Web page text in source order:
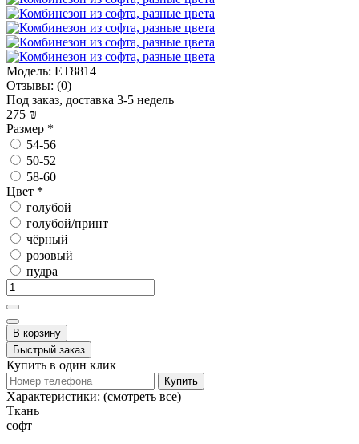
Модель: ET8814
Отзывы: (0)
Под заказ, доставка 3-5 недель
275 ₪
Размер *
54-56
50-52
58-60
Цвет *
голубой
голубой/принт
чёрный
розовый
пудра
В корзину
Быстрый заказ
Купить в один клик
Купить
Характеристики: (смотреть все)
Ткань
софт